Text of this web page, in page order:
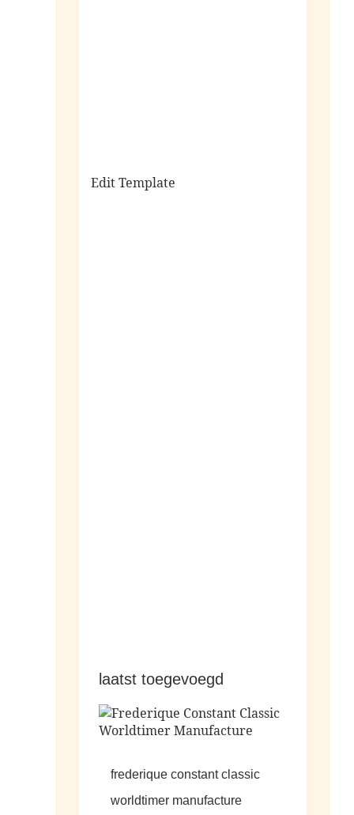
Edit Template
laatst toegevoegd
frederique constant classic
worldtimer manufacture